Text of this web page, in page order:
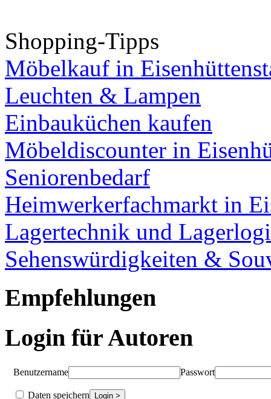
Shopping-Tipps
Möbelkauf in
Leuchten & Lampen
Einbauküchen kaufen
Möbeldiscounter in
Seniorenbedarf
Heimwerkerfachmarkt in
Lagertechnik und
Sehenswürdigkeiten &
Empfehlungen
Login für Autoren
Benutzername Passwort
Daten speichern